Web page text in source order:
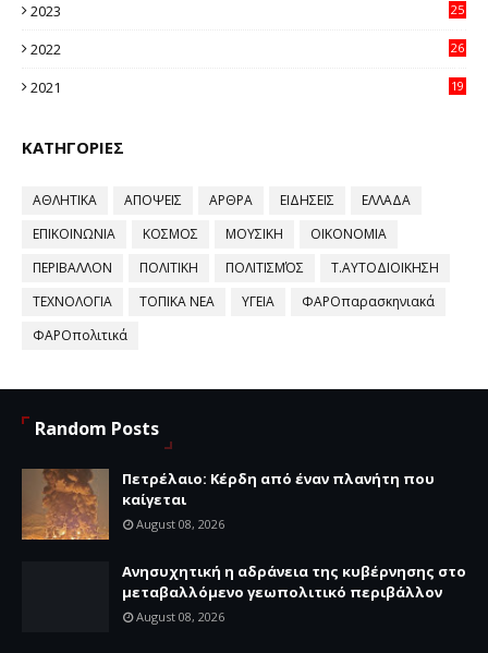
2023
25
2022
26
2021
19
ΚΑΤΗΓΟΡΙΕΣ
ΑΘΛΗΤΙΚΑ ΑΠΟΨΕΙΣ ΑΡΘΡΑ ΕΙΔΗΣΕΙΣ
ΕΛΛΑΔΑ
ΕΠΙΚΟΙΝΩΝΙΑ
ΚΟΣΜΟΣ ΜΟΥΣΙΚΗ
ΟΙΚΟΝΟΜΙΑ
ΠΕΡΙΒΑΛΛΟΝ
ΠΟΛΙΤΙΚΗ ΠΟΛΙΤΙΣΜΌΣ
Τ.ΑΥΤΟΔΙΟΙΚΗΣΗ
ΤΕΧΝΟΛΟΓΙΑ
ΤΟΠΙΚΑ ΝΕΑ ΥΓΕΙΑ
ΦΑΡΟπαρασκηνιακά
ΦΑΡΟπολιτικά
Random Posts
Πετρέλαιο: Κέρδη από έναν πλανήτη που
καίγεται
August 08, 2026
Ανησυχητική η αδράνεια της κυβέρνησης στο
μεταβαλλόμενο γεωπολιτικό περιβάλλον
August 08, 2026